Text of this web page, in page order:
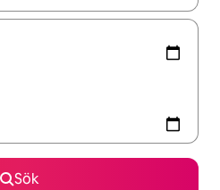
Sök